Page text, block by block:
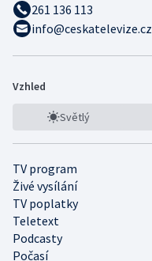
261 136 113
info@ceskatelevize.cz
Vzhled
Světlý
TV program
Živé vysílání
TV poplatky
Teletext
Podcasty
Počasí